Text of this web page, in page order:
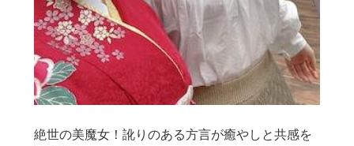
絶世の美魔女！訛りのある方言が癒やしと共感を